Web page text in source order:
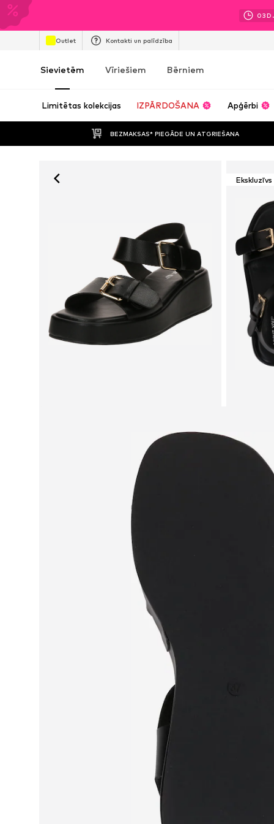
03D.
Outlet Kontakti un palīdzība
Sievietēm Vīriešiem Bērniem
Limitētas kolekcijas IZPĀRDOŠANA Apģērbi
BEZMAKSAS* PIEGĀDE UN ATGRIEŠANA
Ekskluzīvs